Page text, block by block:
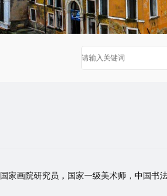
家画院研究员，国家一级美术师，中国书